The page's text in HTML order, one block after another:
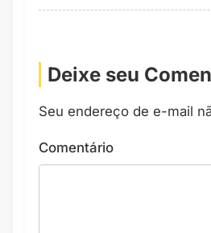
Deixe seu
Seu endereço de e-mail
Comentário